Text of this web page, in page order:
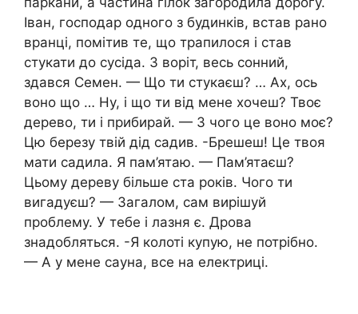
Іван, господар одного з будинків, встав рано
вранці, помітив те, що трапилося і став
стукати до сусіда. З воріт, весь сонний,
здався Семен. — Що ти стукаєш? … Ах, ось
воно що … Ну, і що ти від мене хочеш? Твоє
дерево, ти і прибирай. — З чого це воно моє?
Цю березу твій дід садив. -Брешеш! Це твоя
мати садила. Я пам’ятаю. — Пам’ятаєш?
Цьому дереву більше ста років. Чого ти
вигадуєш? — Загалом, сам вирішуй
проблему. У тебе і лазня є. Дрова
знадобляться. -Я колоті купую, не потрібно.
— А у мене сауна, все на електриці.